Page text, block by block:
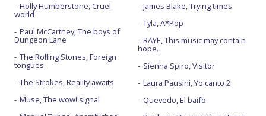
Holly Humberstone, Cruel
world
Paul McCartney, The boys of
Dungeon Lane
The Rolling Stones, Foreign
tongues
The Strokes, Reality awaits
Muse, The wow! signal
James Blake, Trying times
Tyla, A*Pop
RAYE, This music may contain
hope.
Sienna Spiro, Visitor
Laura Pausini, Yo canto 2
Quevedo, El baifo